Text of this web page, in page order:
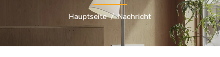
Hauptseite Nachricht